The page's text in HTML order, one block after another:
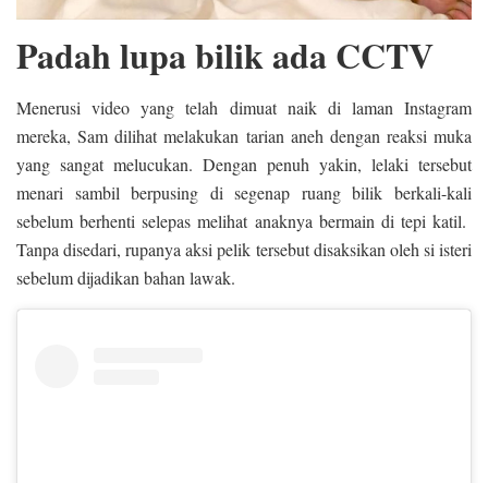
Padah lupa bilik ada CCTV
Menerusi video yang telah dimuat naik di laman Instagram
mereka, Sam dilihat melakukan tarian aneh dengan reaksi muka
yang sangat melucukan. Dengan penuh yakin, lelaki tersebut
menari sambil berpusing di segenap ruang bilik berkali-kali
sebelum berhenti selepas melihat anaknya bermain di tepi katil.
Tanpa disedari, rupanya aksi pelik tersebut disaksikan oleh si isteri
sebelum dijadikan bahan lawak.